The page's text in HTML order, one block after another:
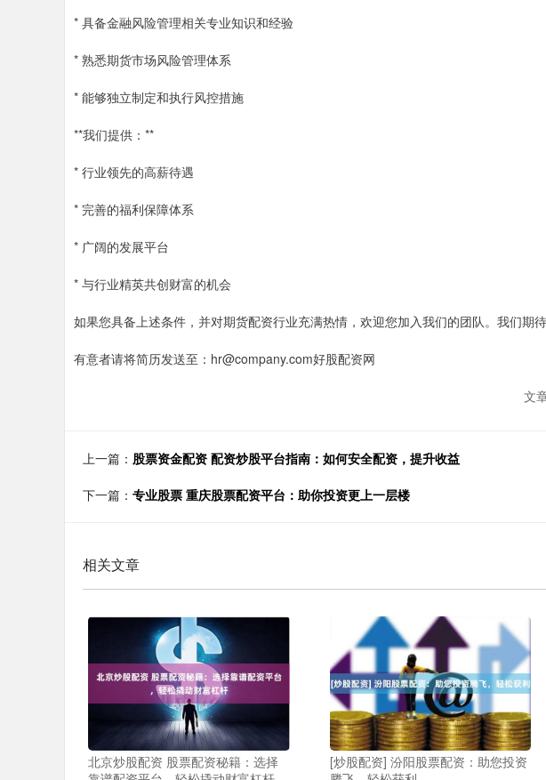
* 具备金融风险管理相关专业知识和经验
* 熟悉期货市场风险管理体系
* 能够独立制定和执行风控措施
**我们提供：**
* 行业领先的高薪待遇
* 完善的福利保障体系
* 广阔的发展平台
* 与行业精英共创财富的机会
如果您具备上述条件，并对期货配资行业充满热情，欢迎您加入我们的团队。我们期
有意者请将简历发送至：hr@company.com好股配资网
文
上一篇： 股票资金配资 配资炒股平台指南：如何安全配资，提升收益
下一篇： 专业股票 重庆股票配资平台：助你投资更上一层楼
相关文章
北京炒股配资 股票配资秘籍：选择
[炒股配资] 汾阳股票配资：助您投资